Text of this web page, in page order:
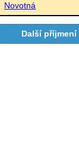
Novotná
Další příjmení